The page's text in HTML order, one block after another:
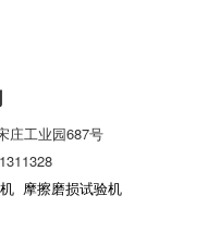
庄工业园687号
摩擦磨损试验机